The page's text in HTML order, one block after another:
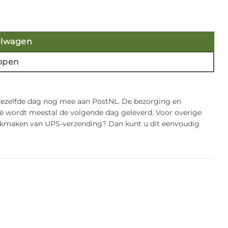
dag nog mee aan PostNL. De bezorging en
wordt meestal de volgende dag geleverd. Voor overige
van UPS-verzending? Dan kunt u dit eenvoudig